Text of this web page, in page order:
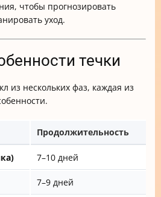
чтобы прогнозировать
уход.
течки
из нескольких фаз, каждая из
Продолжительность
7–10 дней
7–9 дней